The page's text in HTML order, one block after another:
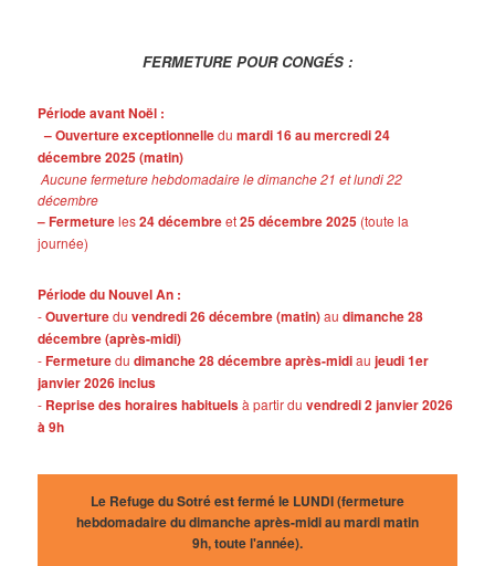
FERMETURE POUR CONGÉS :
Période avant Noël :
– Ouverture exceptionnelledumardi 16 au mercredi 24
décembre 2025 (matin)
Aucune fermeture hebdomadaire le dimanche 21 et lundi 22
décembre
– Fermetureles24 décembreet25 décembre 2025 (toute la
journée)
Période du Nouvel An :
-Ouvertureduvendredi 26 décembre (matin)audimanche 28
décembre (après-midi)
-Fermeturedudimanche 28 décembre après-midiaujeudi 1er
janvier 2026 inclus
- Reprise des horaires habituelsà partir duvendredi 2 janvier 2026
à 9h
Le Refuge du Sotré est fermé le LUNDI (fermeture
hebdomadaire du dimanche après-midi au mardi matin
9h, toute l'année).